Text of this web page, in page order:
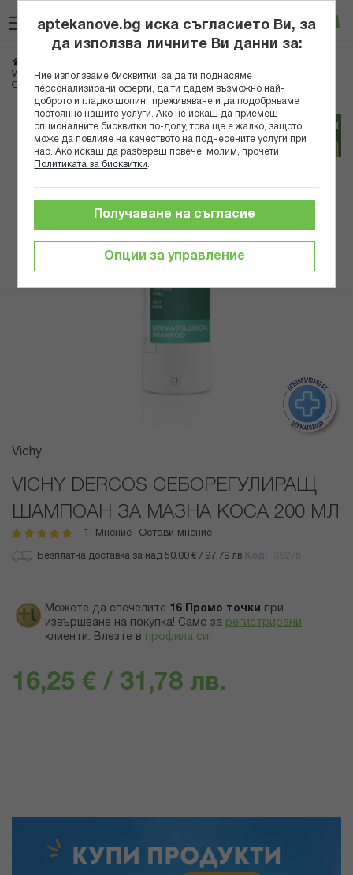
към
съдържанието
Вход
VICHY DERCOS OIL CORRECT ШАМПОАН ЗА РЕГУЛИРАНЕ НА
ОМАЗНЯВАНЕТО НА СКАЛПА 200МЛ 874366 A
Преминете
края
галерията
изображенията
Преминете
началото
галерия
със
Vichy
VICHY DERCOS СЕБОРЕГУЛИРАЩ
ШАМПОАН ЗА МАЗНА КОСА 200 МЛ
рейтинг:
Мнение Остави мнение
Безплатна доставка за над 50.00 € / 97,79 лв.
Можете да спечелите 16 Промо точки
при
извършване на покупка! Само за регистрирани
клиенти. Влезте в профила си .
16,25 € / 31,78 лв.
aptekanove.bg иска съгласието Ви, за
да използва личните Ви данни за:
Ние използваме бисквитки, за да ти поднасяме
персонализирани оферти, да ти дадем възможно най-
доброто и гладко шопинг преживяване и да подобряваме
постоянно нашите услуги. Ако не искаш да приемеш
опционалните бисквитки по-долу, това ще е жалко, защото
може да повлияе на качеството на поднесените услуги при
нас. Ако искаш да разбереш повече, молим, прочети
Политиката за бисквитки
Опции за управление
Получаване на съгласие